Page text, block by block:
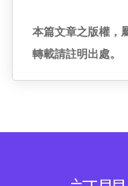
本篇文章之版權，
轉載請註明出處。